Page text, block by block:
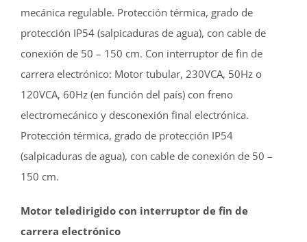
mecánica regulable. Protección térmica, grado de
protección IP54 (salpicaduras de agua), con cable de
conexión de 50 – 150 cm. Con interruptor de fin de
carrera electrónico: Motor tubular, 230VCA, 50Hz o
120VCA, 60Hz (en función del país) con freno
electromecánico y desconexión final electrónica.
Protección térmica, grado de protección IP54
(salpicaduras de agua), con cable de conexión de 50 –
150 cm.
Motor teledirigido con interruptor de fin de
carrera electrónico